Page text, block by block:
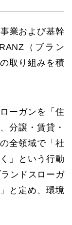
業および基幹
（ブラン
取り組みを積
ーガンを「住
分譲・賃貸・
全領域で「社
」という行動
ンドスローガ
と定め、環境